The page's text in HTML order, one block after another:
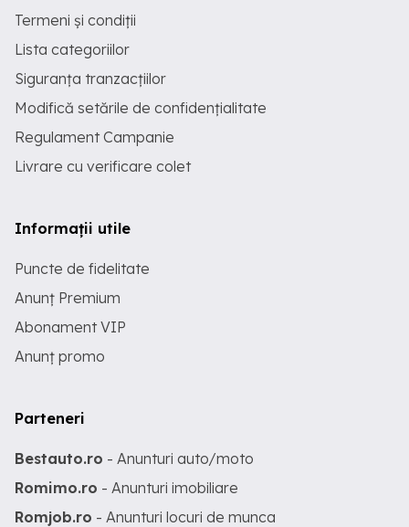
Termeni și condiții
Lista categoriilor
Siguranța tranzacțiilor
Modifică setările de confidențialitate
Regulament Campanie
Livrare cu verificare colet
Informații utile
Puncte de fidelitate
Anunț Premium
Abonament VIP
Anunț promo
Parteneri
Bestauto.ro - Anunturi auto/moto
Romimo.ro - Anunturi imobiliare
Romjob.ro - Anunturi locuri de munca